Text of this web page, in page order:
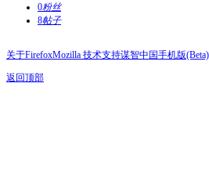
0粉丝
8帖子
关于FirefoxMozilla 技术支持谋智中国手机版(Beta)
返回顶部